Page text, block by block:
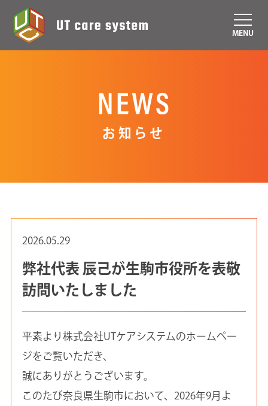
MENU
お知らせ
2026.05.29
弊社代表 辰己が生駒市役所を表敬
訪問いたしました
平素より株式会社UTケアシステムのホームペー
ジをご覧いただき、
誠にありがとうございます。
このたび奈良県生駒市において、2026年9月よ